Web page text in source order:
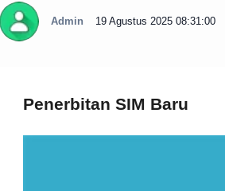
Admin 19 Agustus 2025 08:31:00
Penerbitan SIM Baru